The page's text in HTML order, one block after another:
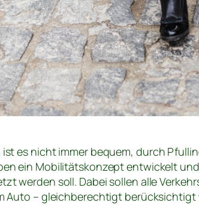
es nicht immer bequem, durch
ein Mobilitätskonzept entwickelt
werden soll. Dabei sollen alle
Auto – gleichberechtigt berücksichtigt